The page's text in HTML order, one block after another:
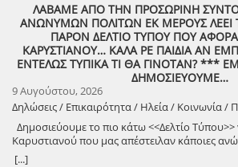
ΛΑΒΑΜΕ ΑΠΟ ΤΗΝ ΠΡΟΣΩΡΙΝΗ
ΑΝΩΝΥΜΩΝ ΠΟΛΙΤΩΝ ΕΚ ΜΕΡΟΥΣ ΛΕΕΙ
ΠΑΡΟΝ ΔΕΛΤΙΟ ΤΥΠΟΥ ΠΟΥ
ΚΑΡΥΣΤΙΑΝΟΥ… ΚΑΛΑ ΡΕ ΠΑΙΔΙΑ ΑΝ
ΕΝΤΕΛΩΣ ΤΥΠΙΚΑ ΤΙ ΘΑ ΓΙΝΟΤΑΝ? ***
ΔΗΜΟΣΙΕΥΟΥΜΕ…
9 Αυγούστου, 2026
Δηλώσεις / Επικαιρότητα / Ηλεία / Κοινωνία /
Δημοσιεύουμε το πιο κάτω <<Δελτίο Τύπου>>
Καρυστιανού που μας απέστειλαν κάποιες
Πολιτών>>!
[...]